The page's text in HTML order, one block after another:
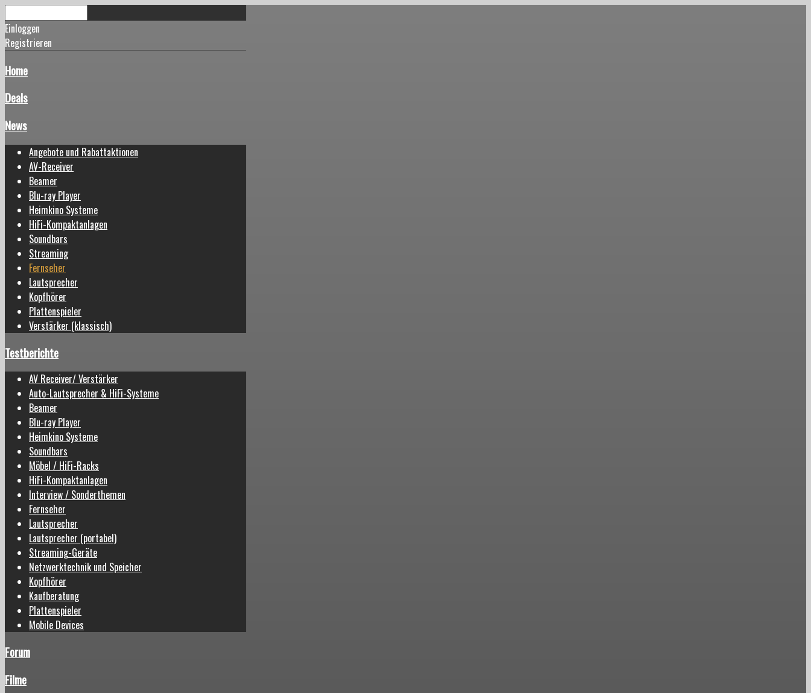
Einloggen
Registrieren
Home
Deals
News
Angebote und Rabattaktionen
AV-Receiver
Beamer
Blu-ray Player
Heimkino Systeme
HiFi-Kompaktanlagen
Soundbars
Streaming
Fernseher
Lautsprecher
Kopfhörer
Plattenspieler
Verstärker (klassisch)
Testberichte
AV Receiver/ Verstärker
Auto-Lautsprecher & HiFi-Systeme
Beamer
Blu-ray Player
Heimkino Systeme
Soundbars
Möbel / HiFi-Racks
HiFi-Kompaktanlagen
Interview / Sonderthemen
Fernseher
Lautsprecher
Lautsprecher (portabel)
Streaming-Geräte
Netzwerktechnik und Speicher
Kopfhörer
Kaufberatung
Plattenspieler
Mobile Devices
Forum
Filme